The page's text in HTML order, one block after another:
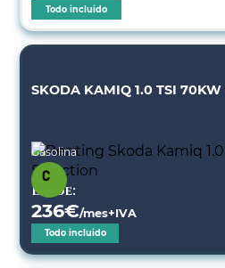
Todo incluido
SKODA KAMIQ 1.0 TSI 70KW
Gasolina
Desde:
236€/mes+IVA
Todo incluido